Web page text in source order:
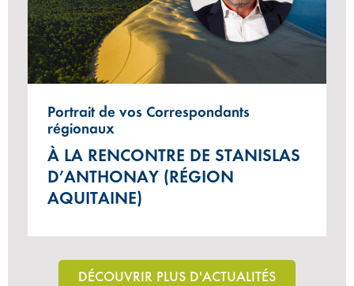
Portrait de vos Correspondants
régionaux
À LA RENCONTRE DE STANISLAS
D’ANTHONAY (RÉGION
AQUITAINE)
DÉCOUVRIR PLUS D'ACTUALITÉS